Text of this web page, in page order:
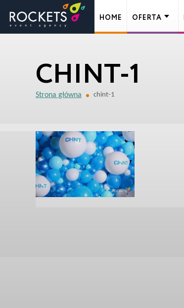
CHINT-1
Strona główna chint-1
HOME OFERTA